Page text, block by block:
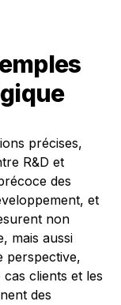
précises,
R&D et
des
et
non
mais aussi
perspective,
cas clients et les
des